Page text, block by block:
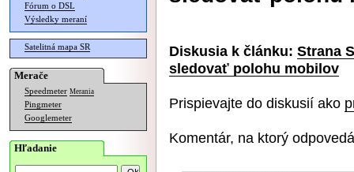
Fórum o DSL
Výsledky meraní
Satelitná mapa SR
Merače
Speedmeter Merania
Pingmeter
Googlemeter
Hľadanie
Diskusia k článku: Strana
sledovať polohu mobilov
Prispievajte do diskusií ako
Komentár, na ktorý